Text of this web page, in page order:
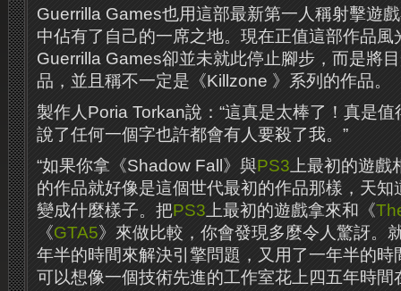
Guerrilla Games也用這​​部最新第一人稱射擊遊
中佔有了自己的一席之地。現在正值這部作品風
Guerrilla Games卻並未就此停止腳步，而是將
品，並且稱不一定是《Killzone 》系列的作品。
製作人Poria Torkan說：“這真是太棒了！真是
說了任何一個字也許都會有人要殺了我。”
“如果你拿《Shadow Fall》與PS3 上最初的遊
的作品就好像是這個世代最初的作品那樣，天
變成什麼樣子。把PS3 上最初的遊戲拿來和《
《GTA5》來做比較，你會發現多麼令人驚訝。
年半的時間來解決引擎問題，又用了一年半的時
可以想像一個技術先進的工作室花上四五年時間